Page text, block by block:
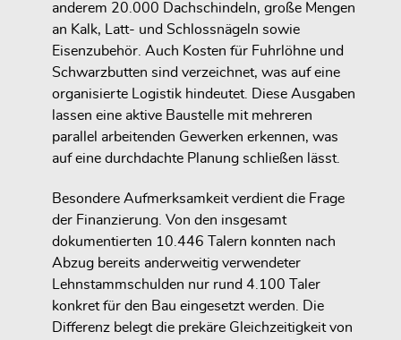
anderem 20.000 Dachschindeln, große Mengen
an Kalk, Latt- und Schlossnägeln sowie
Eisenzubehör. Auch Kosten für Fuhrlöhne und
Schwarzbutten sind verzeichnet, was auf eine
organisierte Logistik hindeutet. Diese Ausgaben
lassen eine aktive Baustelle mit mehreren
parallel arbeitenden Gewerken erkennen, was
auf eine durchdachte Planung schließen lässt.
Besondere Aufmerksamkeit verdient die Frage
der Finanzierung. Von den insgesamt
dokumentierten 10.446 Talern konnten nach
Abzug bereits anderweitig verwendeter
Lehnstammschulden nur rund 4.100 Taler
konkret für den Bau eingesetzt werden. Die
Differenz belegt die prekäre Gleichzeitigkeit von